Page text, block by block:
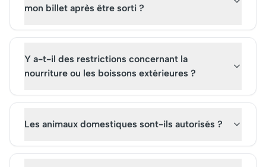
mon billet après être sorti ?
Y a-t-il des restrictions concernant la
nourriture ou les boissons extérieures ?
Les animaux domestiques sont-ils autorisés ?